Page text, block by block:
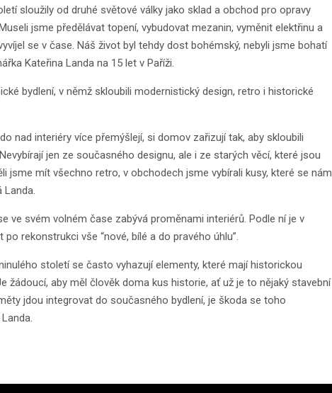
sloužily od druhé světové války jako sklad a obchod pro opravy
jsme předělávat topení, vybudovat mezanin, vyměnit elektřinu a
se v čase. Náš život byl tehdy dost bohémský, nebyli jsme bohatí
Kateřina Landa na 15 let v Paříži.
bydlení, v němž skloubili modernistický design, retro i historické
nad interiéry více přemýšlejí, si domov zařizují tak, aby skloubili
jen ze současného designu, ale i ze starých věcí, které jsou
jsme mít všechno retro, v obchodech jsme vybírali kusy, které se nám
Landa.
ve svém volném čase zabývá proměnami interiérů. Podle ní je v
rekonstrukci vše “nové, bílé a do pravého úhlu”.
století se často vyhazují elementy, které mají historickou
žádoucí, aby měl člověk doma kus historie, ať už je to nějaký stavební
jdou integrovat do současného bydlení, je škoda se toho